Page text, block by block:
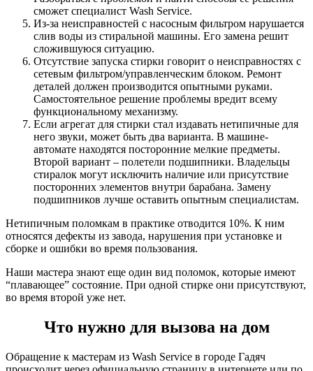
сможет специалист Wash Service.
Из-за неисправностей с насосным фильтром нарушается
слив воды из стиральной машины. Его замена решит
сложившуюся ситуацию.
Отсутствие запуска стирки говорит о неисправностях с
сетевым фильтром/управленческим блоком. Ремонт
деталей должен производится опытными руками.
Самостоятельное решение проблемы вредит всему
функциональному механизму.
Если агрегат для стирки стал издавать нетипичные для
него звуки, может быть два варианта. В машине-
автомате находятся посторонние мелкие предметы.
Второй вариант – полетели подшипники. Владельцы
стиралок могут исключить наличие или присутствие
посторонних элементов внутри барабана. Замену
подшипников лучше оставить опытным специалистам.
Нетипичным поломкам в практике отводится 10%. К ним
относятся дефекты из завода, нарушения при установке и
сборке и ошибки во время пользования.
Наши мастера знают еще один вид поломок, которые имеют
“плавающее” состояние. При одной стирке они присутствуют,
во время второй уже нет.
Что нужно для вызова на дом
Обращение к мастерам из Wash Service в городе Гадяч